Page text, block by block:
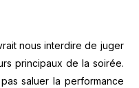
nous interdire de juger
principaux de la soirée.
saluer la performance